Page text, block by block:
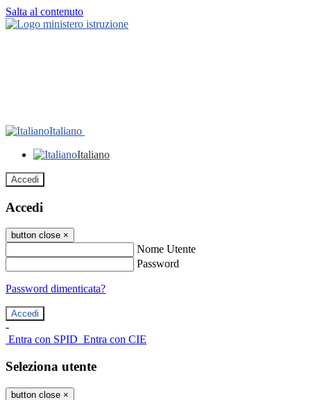
Salta al contenuto
Italiano
Italiano
Accedi
Accedi
button close ×
Nome Utente
Password
Password dimenticata?
-
Entra con SPID Entra con CIE
Seleziona utente
button close ×